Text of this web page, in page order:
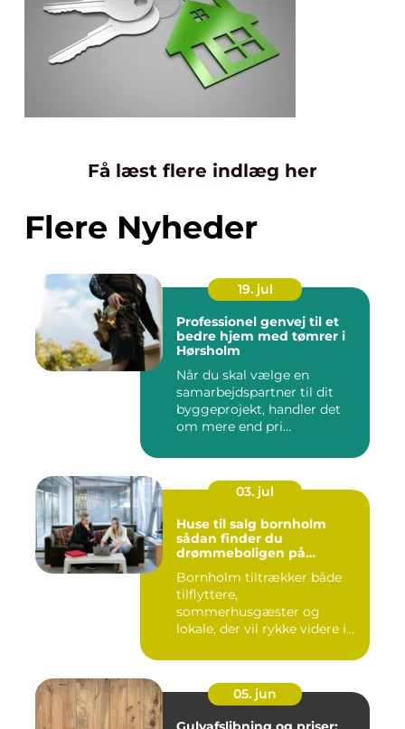
Få læst flere indlæg her
Flere Nyheder
19. jul
Professionel genvej til et
bedre hjem med tømrer i
Hørsholm
Når du skal vælge en
samarbejdspartner til dit
byggeprojekt, handler det
om mere end pri...
03. jul
Huse til salg bornholm
sådan finder du
drømmeboligen på
Bornholm tiltrækker både
tilflyttere,
sommerhusgæster og
lokale, der vil rykke videre i
05. jun